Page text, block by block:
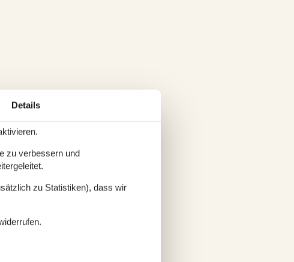
Details
zu verbessern und
zu Statistiken), dass wir